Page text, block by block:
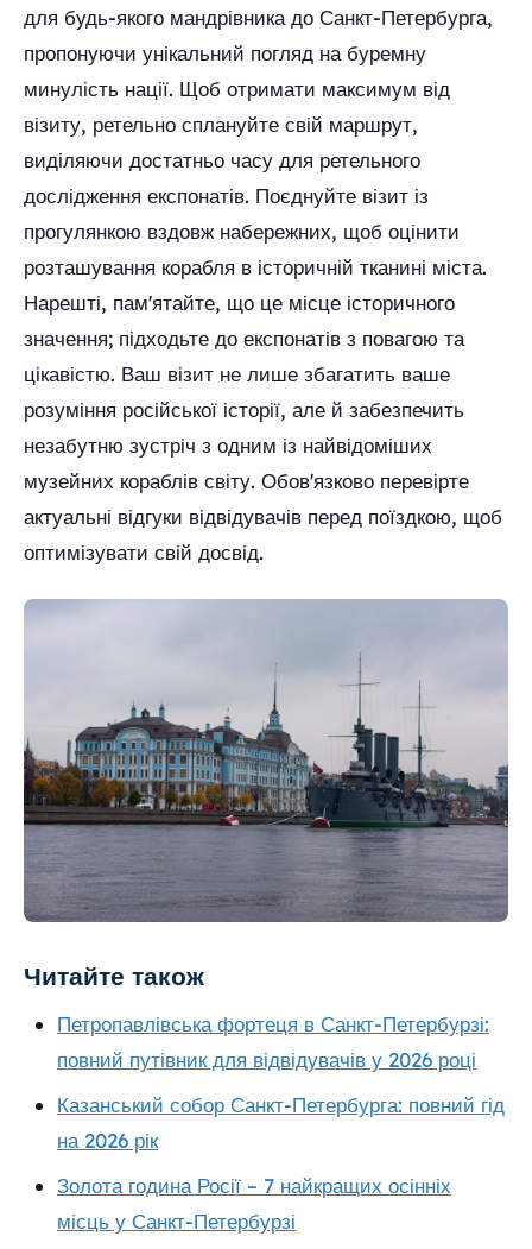
для будь-якого мандрівника до Санкт-Петербурга,
пропонуючи унікальний погляд на буремну
минулість нації. Щоб отримати максимум від
візиту, ретельно сплануйте свій маршрут,
виділяючи достатньо часу для ретельного
дослідження експонатів. Поєднуйте візит із
прогулянкою вздовж набережних, щоб оцінити
розташування корабля в історичній тканині міста.
Нарешті, пам'ятайте, що це місце історичного
значення; підходьте до експонатів з повагою та
цікавістю. Ваш візит не лише збагатить ваше
розуміння російської історії, але й забезпечить
незабутню зустріч з одним із найвідоміших
музейних кораблів світу. Обов'язково перевірте
актуальні відгуки відвідувачів перед поїздкою, щоб
оптимізувати свій досвід.
Читайте також
Петропавлівська фортеця в Санкт-Петербурзі:
повний путівник для відвідувачів у 2026 році
Казанський собор Санкт-Петербурга: повний гід
на 2026 рік
Золота година Росії – 7 найкращих осінніх
місць у Санкт-Петербурзі